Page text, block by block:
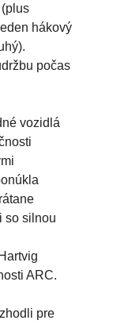
hákový
počas
vozidlá
so silnou
ARC.
pre